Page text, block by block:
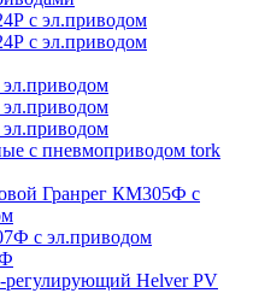
с эл.приводом
с эл.приводом
эл.приводом
эл.приводом
эл.приводом
с пневмоприводом tork
Гранрег КМ305Ф с
с эл.приводом
регулирующий Helver PV